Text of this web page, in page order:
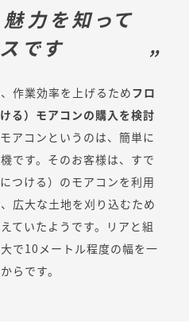
力を知って
です
作業効率を上げるためフロ
る）モアコンの購入を検討
アコンというのは、簡単に
です。そのお客様は、すで
つける）のモアコンを利用
広大な土地を刈り込むため
ていたようです。リアと組
で10メートル程度の幅を一
らです。